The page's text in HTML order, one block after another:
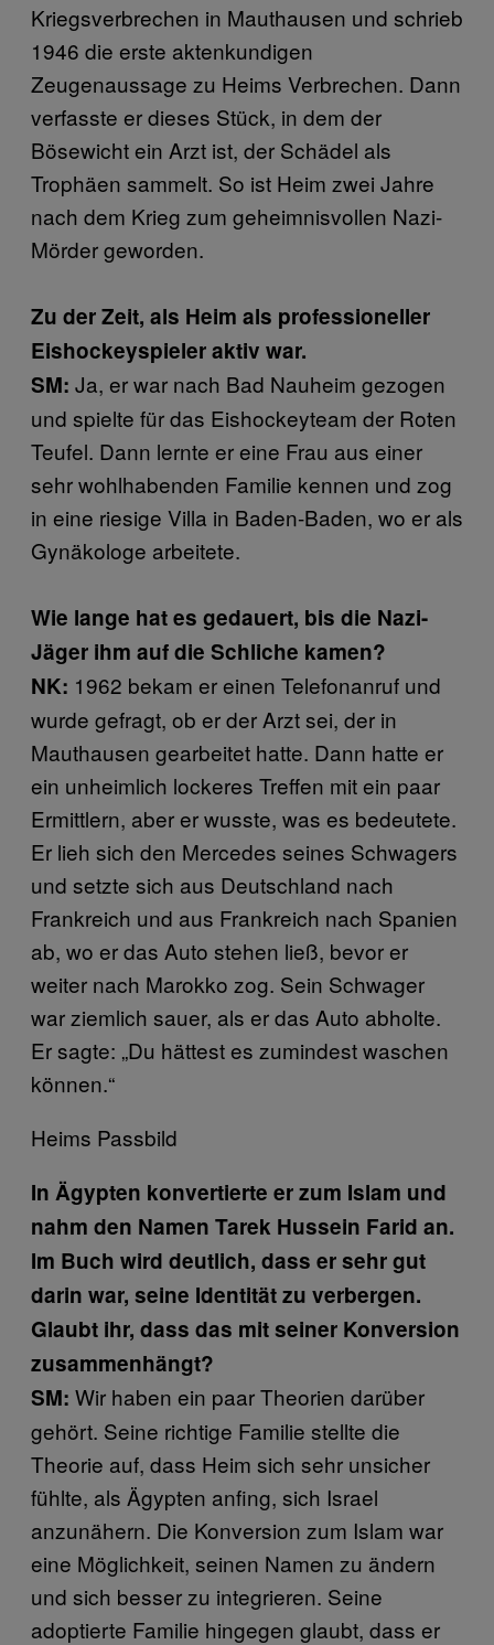
Kriegsverbrechen in Mauthausen und schrieb
1946 die erste aktenkundigen
Zeugenaussage zu Heims Verbrechen. Dann
verfasste er dieses Stück, in dem der
Bösewicht ein Arzt ist, der Schädel als
Trophäen sammelt. So ist Heim zwei Jahre
nach dem Krieg zum geheimnisvollen Nazi-
Mörder geworden.
Zu der Zeit, als Heim als professioneller
Eishockeyspieler aktiv war.
SM: Ja, er war nach Bad Nauheim gezogen
und spielte für das Eishockeyteam der Roten
Teufel. Dann lernte er eine Frau aus einer
sehr wohlhabenden Familie kennen und zog
in eine riesige Villa in Baden-Baden, wo er als
Gynäkologe arbeitete.
Wie lange hat es gedauert, bis die Nazi-
Jäger ihm auf die Schliche kamen?
NK: 1962 bekam er einen Telefonanruf und
wurde gefragt, ob er der Arzt sei, der in
Mauthausen gearbeitet hatte. Dann hatte er
ein unheimlich lockeres Treffen mit ein paar
Ermittlern, aber er wusste, was es bedeutete.
Er lieh sich den Mercedes seines Schwagers
und setzte sich aus Deutschland nach
Frankreich und aus Frankreich nach Spanien
ab, wo er das Auto stehen ließ, bevor er
weiter nach Marokko zog. Sein Schwager
war ziemlich sauer, als er das Auto abholte.
Er sagte: „Du hättest es zumindest waschen
können.“
Heims Passbild
In Ägypten konvertierte er zum Islam und
nahm den Namen Tarek Hussein Farid an.
Im Buch wird deutlich, dass er sehr gut
darin war, seine Identität zu verbergen.
Glaubt ihr, dass das mit seiner Konversion
zusammenhängt?
SM: Wir haben ein paar Theorien darüber
gehört. Seine richtige Familie stellte die
Theorie auf, dass Heim sich sehr unsicher
fühlte, als Ägypten anfing, sich Israel
anzunähern. Die Konversion zum Islam war
eine Möglichkeit, seinen Namen zu ändern
und sich besser zu integrieren. Seine
adoptierte Familie hingegen glaubt, dass er